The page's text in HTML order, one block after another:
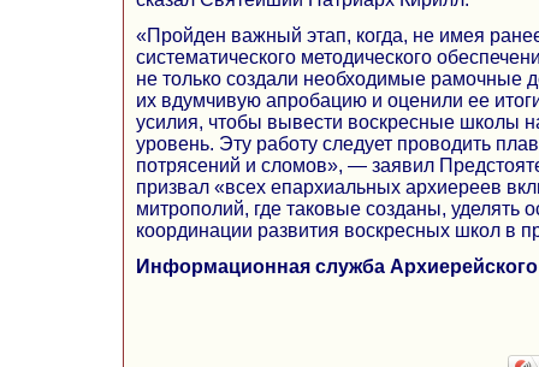
«Пройден важный этап, когда, не имея
систематического методического
не только создали необходимые рамочные
их вдумчивую апробацию и оценили ее
усилия, чтобы вывести воскресные школы
уровень. Эту работу следует проводить
потрясений и сломов», — заявил
призвал «всех епархиальных архиереев
митрополий, где таковые созданы, уделять
координации развития воскресных школ в
Информационная служба